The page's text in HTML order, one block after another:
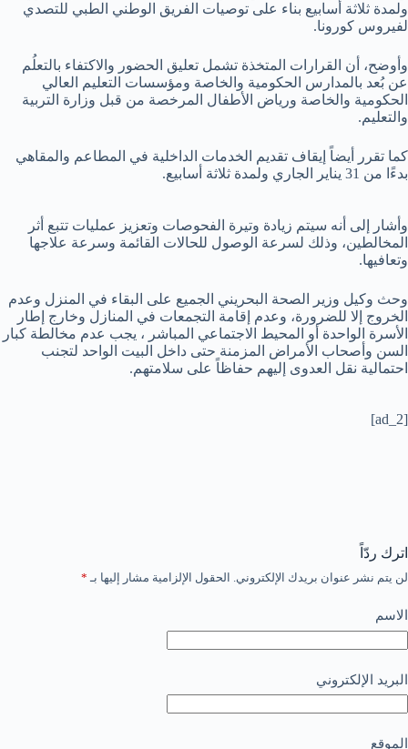
ولمدة ثلاثة أسابيع بناء على توصيات الفريق الوطني الطبي للتصدي
لفيروس كورونا.
وأوضح، أن القرارات المتخذة تشمل تعليق الحضور والاكتفاء بالتعلُم
عن بُعد بالمدارس الحكومية والخاصة ومؤسسات التعليم العالي
الحكومية والخاصة ورياض الأطفال المرخصة من قبل وزارة التربية
والتعليم.
كما تقرر أيضاً إيقاف تقديم الخدمات الداخلية في المطاعم والمقاهي
بدءًا من 31 يناير الجاري ولمدة ثلاثة أسابيع.
وأشار إلى أنه سيتم زيادة وتيرة الفحوصات وتعزيز عمليات تتبع أثر
المخالطين، وذلك لسرعة الوصول للحالات القائمة وسرعة علاجها
وتعافيها.
وحث وكيل وزير الصحة البحريني الجميع على البقاء في المنزل وعدم
الخروج إلا للضرورة، وعدم إقامة التجمعات في المنازل وخارج إطار
الأسرة الواحدة أو المحيط الاجتماعي المباشر ، يجب عدم مخالطة كبار
السن وأصحاب الأمراض المزمنة حتى داخل البيت الواحد لتجنب
احتمالية نقل العدوى إليهم حفاظاً على سلامتهم.
[ad_2]
اترك ردّاً
لن يتم نشر عنوان بريدك الإلكتروني. الحقول الإلزامية مشار إليها بـ *
الاسم
البريد الإلكتروني
الموقع